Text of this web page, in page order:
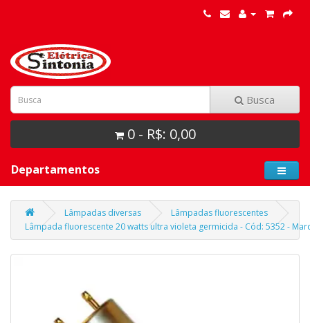
Busca
0 - R$: 0,00
Departamentos
Lâmpadas diversas
Lâmpadas fluorescentes
Lâmpada fluorescente 20 watts ultra violeta germicida - Cód: 5352 -